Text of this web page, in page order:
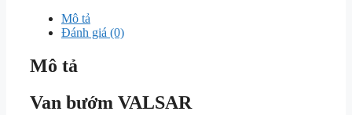
Mô tả
Đánh giá (0)
Mô tả
Van bướm VALSAR